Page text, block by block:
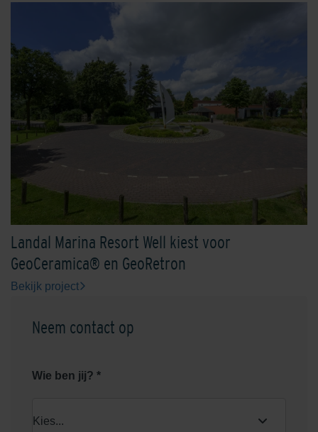
Oxydgeel Oxydrood
Oxydzwart
Landal Marina Resort Well kiest voor
GeoCeramica® en GeoRetron
Bekijk project
Neem contact op
Wie ben jij? *